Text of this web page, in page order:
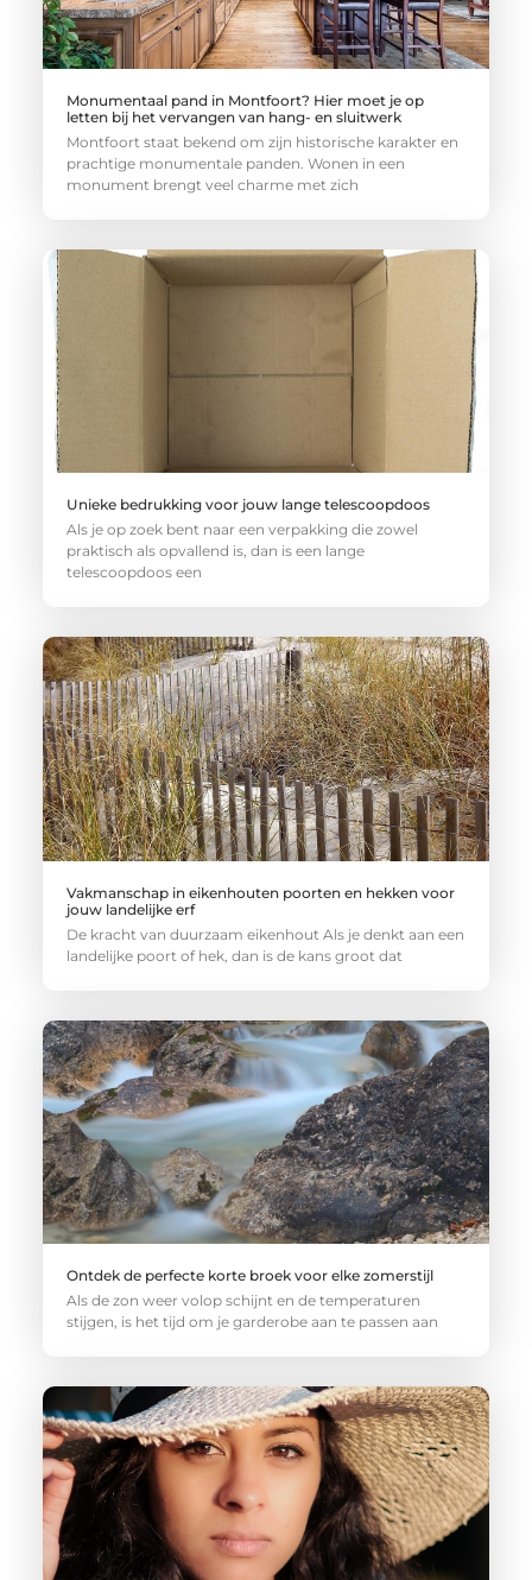
Monumentaal pand in Montfoort? Hier moet je op
letten bij het vervangen van hang- en sluitwerk
Montfoort staat bekend om zijn historische karakter en
prachtige monumentale panden. Wonen in een
monument brengt veel charme met zich
Unieke bedrukking voor jouw lange telescoopdoos
Als je op zoek bent naar een verpakking die zowel
praktisch als opvallend is, dan is een lange
telescoopdoos een
Vakmanschap in eikenhouten poorten en hekken voor
jouw landelijke erf
De kracht van duurzaam eikenhout Als je denkt aan een
landelijke poort of hek, dan is de kans groot dat
Ontdek de perfecte korte broek voor elke zomerstijl
Als de zon weer volop schijnt en de temperaturen
stijgen, is het tijd om je garderobe aan te passen aan